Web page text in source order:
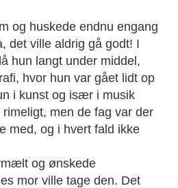
og huskede endnu engang
det ville aldrig gå godt! I
hun langt under middel,
hvor hun var gået lidt op
i kunst og især i musik
men de fag var der
med, og i hvert fald ikke
og ønskede
mor ville tage den. Det